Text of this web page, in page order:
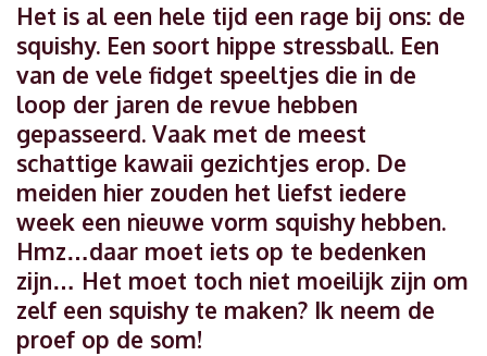
Het is al een hele tijd een rage bij ons: de
squishy. Een soort hippe stressball. Een
van de vele fidget speeltjes die in de
loop der jaren de revue hebben
gepasseerd. Vaak met de meest
schattige kawaii gezichtjes erop. De
meiden hier zouden het liefst iedere
week een nieuwe vorm squishy hebben.
Hmz…daar moet iets op te bedenken
zijn… Het moet toch niet moeilijk zijn om
zelf een squishy te maken? Ik neem de
proef op de som!